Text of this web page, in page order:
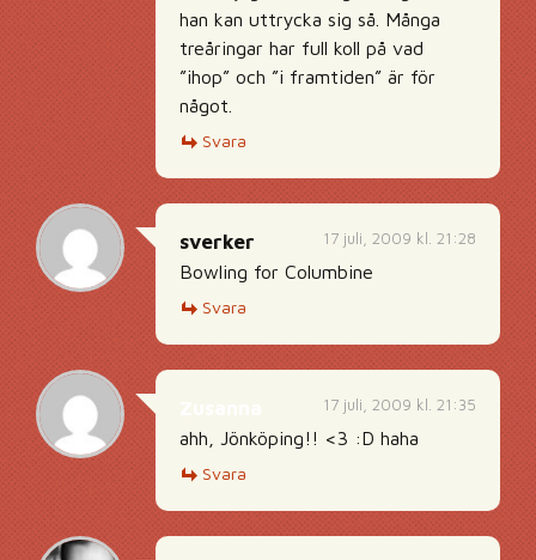
han kan uttrycka sig så. Många
treåringar har full koll på vad
”ihop” och ”i framtiden” är för
något.
Svara
17 juli, 2009 kl. 21:28
sverker
Bowling for Columbine
Svara
17 juli, 2009 kl. 21:35
ahh, Jönköping!! <3 :D haha
Svara